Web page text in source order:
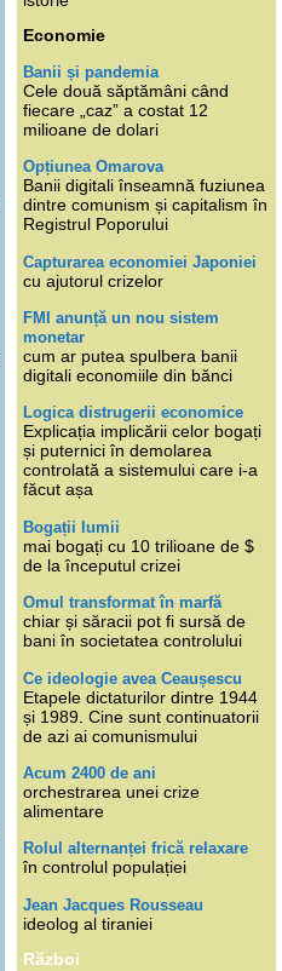
Economie
Banii și pandemia
Cele două săptămâni când
fiecare „caz” a costat 12
milioane de dolari
Opțiunea Omarova
Banii digitali înseamnă fuziunea
dintre comunism și capitalism în
Registrul Poporului
Capturarea economiei Japoniei
cu ajutorul crizelor
FMI anunță un nou sistem
monetar
cum ar putea spulbera banii
digitali economiile din bănci
Logica distrugerii economice
Explicația implicării celor bogați
și puternici în demolarea
controlată a sistemului care i-a
făcut așa
Bogații lumii
mai bogați cu 10 trilioane de $
de la începutul crizei
Omul transformat în marfă
chiar și săracii pot fi sursă de
bani în societatea controlului
Ce ideologie avea Ceaușescu
Etapele dictaturilor dintre 1944
și 1989. Cine sunt continuatorii
de azi ai comunismului
Acum 2400 de ani
orchestrarea unei crize
alimentare
Rolul alternanței frică relaxare
în controlul populației
Jean Jacques Rousseau
ideolog al tiraniei
Război